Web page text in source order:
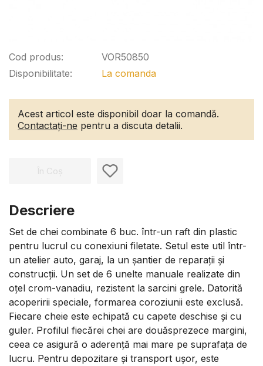
Cod produs:
Disponibilitate:
VOR50850
La comanda
Acest articol este disponibil doar la comandă.
Contactați-ne pentru a discuta detalii.
În Coș
Descriere
Set de chei combinate 6 buc. într-un raft din plastic
pentru lucrul cu conexiuni filetate. Setul este util într-
un atelier auto, garaj, la un șantier de reparații și
construcții. Un set de 6 unelte manuale realizate din
oțel crom-vanadiu, rezistent la sarcini grele. Datorită
acoperirii speciale, formarea coroziunii este exclusă.
Fiecare cheie este echipată cu capete deschise și cu
guler. Profilul fiecărei chei are douăsprezece margini,
ceea ce asigură o aderență mai mare pe suprafața de
lucru. Pentru depozitare și transport ușor, este